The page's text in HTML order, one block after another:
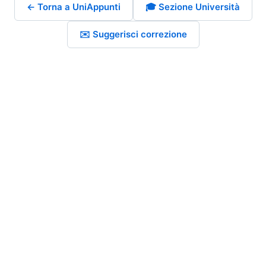
← Torna a UniAppunti 🎓 Sezione Università
✉️ Suggerisci correzione